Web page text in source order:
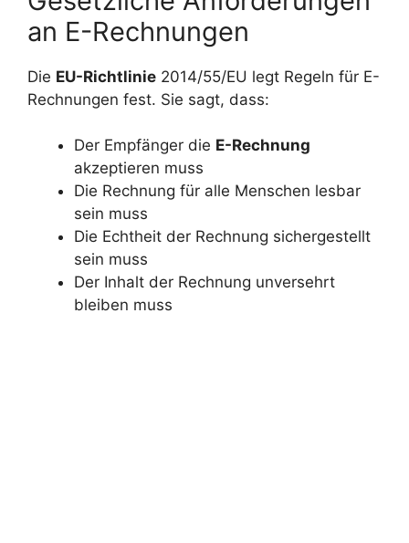
an E-Rechnungen
Die EU-Richtlinie 2014/55/EU legt Regeln für E-
Rechnungen fest. Sie sagt, dass:
Der Empfänger die E-Rechnung
akzeptieren muss
Die Rechnung für alle Menschen lesbar
sein muss
Die Echtheit der Rechnung sichergestellt
sein muss
Der Inhalt der Rechnung unversehrt
bleiben muss